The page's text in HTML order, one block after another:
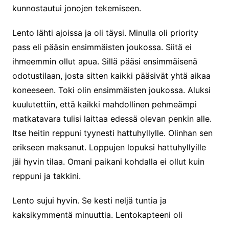
kunnostautui jonojen tekemiseen.
Lento lähti ajoissa ja oli täysi. Minulla oli priority
pass eli pääsin ensimmäisten joukossa. Siitä ei
ihmeemmin ollut apua. Sillä pääsi ensimmäisenä
odotustilaan, josta sitten kaikki pääsivät yhtä aikaa
koneeseen. Toki olin ensimmäisten joukossa. Aluksi
kuulutettiin, että kaikki mahdollinen pehmeämpi
matkatavara tulisi laittaa edessä olevan penkin alle.
Itse heitin reppuni tyynesti hattuhyllylle. Olinhan sen
erikseen maksanut. Loppujen lopuksi hattuhyllyille
jäi hyvin tilaa. Omani paikani kohdalla ei ollut kuin
reppuni ja takkini.
Lento sujui hyvin. Se kesti neljä tuntia ja
kaksikymmentä minuuttia. Lentokapteeni oli